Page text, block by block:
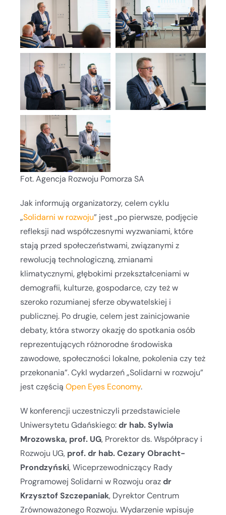
Fot. Agencja Rozwoju Pomorza SA
Jak informują organizatorzy, celem cyklu
„Solidarni w rozwoju” jest „po pierwsze, podjęcie
refleksji nad współczesnymi wyzwaniami, które
stają przed społeczeństwami, związanymi z
rewolucją technologiczną, zmianami
klimatycznymi, głębokimi przekształceniami w
demografii, kulturze, gospodarce, czy też w
szeroko rozumianej sferze obywatelskiej i
publicznej. Po drugie, celem jest zainicjowanie
debaty, która stworzy okazję do spotkania osób
reprezentujących różnorodne środowiska
zawodowe, społeczności lokalne, pokolenia czy też
przekonania”. Cykl wydarzeń „Solidarni w rozwoju”
jest częścią Open Eyes Economy.
W konferencji uczestniczyli przedstawiciele
Uniwersytetu Gdańskiego:dr hab. Sylwia
Mrozowska, prof. UG, Prorektor ds. Współpracy i
Rozwoju UG, prof. dr hab. Cezary Obracht-
Prondzyński, Wiceprzewodniczący Rady
Programowej Solidarni w Rozwoju orazdr
Krzysztof Szczepaniak, Dyrektor Centrum
Zrównoważonego Rozwoju. Wydarzenie wpisuje